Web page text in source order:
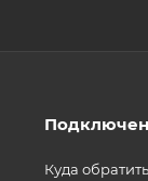
Куда